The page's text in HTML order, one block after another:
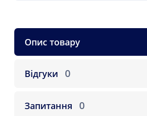
Опис товару
Відгуки 0
Запитання 0